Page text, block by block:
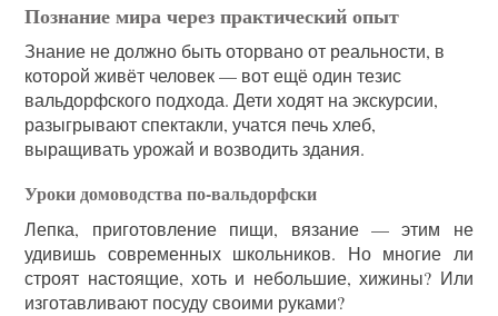
Познание мира через практический опыт
Знание не должно быть оторвано от реальности, в
которой живёт человек — вот ещё один тезис
вальдорфского подхода. Дети ходят на экскурсии,
разыгрывают спектакли, учатся печь хлеб,
выращивать урожай и возводить здания.
Уроки домоводства по-вальдорфски
Лепка, приготовление пищи, вязание — этим не
удивишь современных школьников. Но многие ли
строят настоящие, хоть и небольшие, хижины? Или
изготавливают посуду своими руками?